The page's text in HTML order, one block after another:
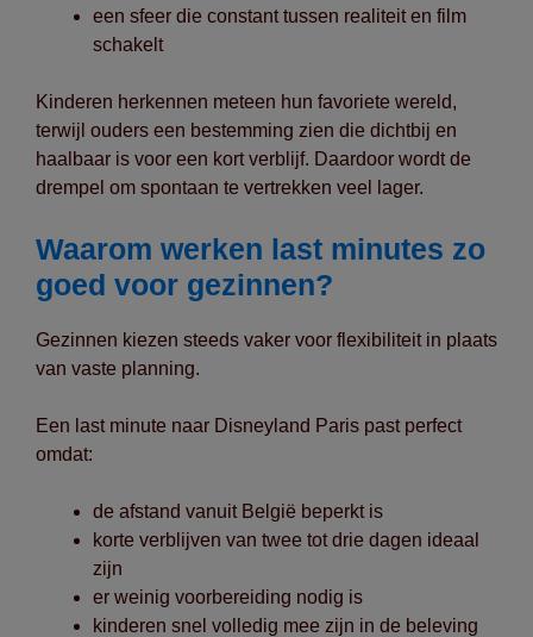
een sfeer die constant tussen realiteit en film
schakelt
Kinderen herkennen meteen hun favoriete wereld,
terwijl ouders een bestemming zien die dichtbij en
haalbaar is voor een kort verblijf. Daardoor wordt de
drempel om spontaan te vertrekken veel lager.
Waarom werken last minutes zo
goed voor gezinnen?
Gezinnen kiezen steeds vaker voor flexibiliteit in plaats
van vaste planning.
Een last minute naar Disneyland Paris past perfect
omdat:
de afstand vanuit België beperkt is
korte verblijven van twee tot drie dagen ideaal
zijn
er weinig voorbereiding nodig is
kinderen snel volledig mee zijn in de beleving